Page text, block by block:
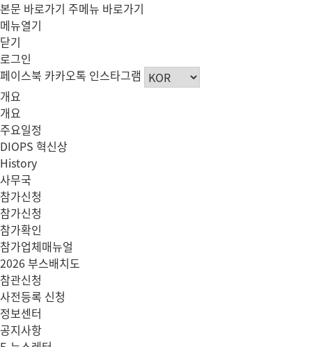
본문 바로가기 주메뉴 바로가기
메뉴열기
닫기
로그인
페이스북 카카오톡 인스타그램
개요
개요
주요일정
DIOPS 혁신상
History
사무국
참가신청
참가신청
참가확인
참가업체매뉴얼
2026 부스배치도
참관신청
사전등록 신청
정보센터
공지사항